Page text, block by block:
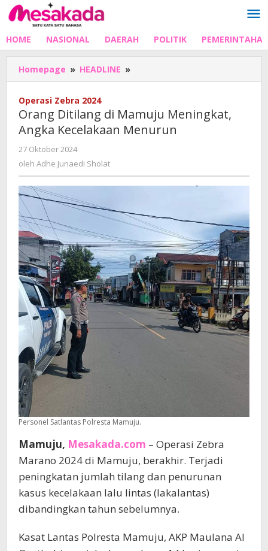
Lewati
ke
HOME NASIONAL DAERAH POLITIK
Homepage » HEADLINE »
Ditilang
Meningkat,
Angka
Operasi Zebra 2024
Orang Ditilang di Mamuju Meningkat,
Angka Kecelakaan Menurun
27 Oktober 2024
Adhe
oleh Adhe Junaedi Sholat
Personel Satlantas Polresta Mamuju.
Mamuju, Mesakada.com – Operasi Zebra
Marano 2024 di Mamuju, berakhir. Terjadi
peningkatan jumlah tilang dan penurunan
kasus kecelakaan lalu lintas (lakalantas)
dibandingkan tahun sebelumnya.
Kasat Lantas Polresta Mamuju, AKP Maulana Al